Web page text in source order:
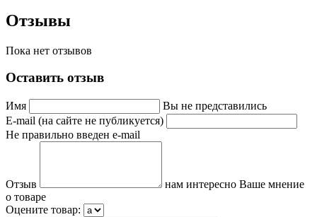
Отзывы
Пока нет отзывов
Оставить отзыв
Имя
Вы не представились
E-mail (на сайте не публикуется)
Не правильно введен e-mail
Отзыв
нам интересно Ваше мнение
о товаре
Оцените товар: